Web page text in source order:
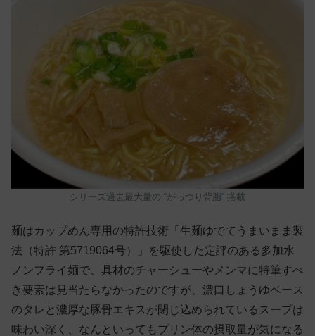
シリーズ過去最大量の “がっつり背脂” 搭載
麺はカップめん専用の特許技術「生麺ゆでてうまいまま製
法（特許 第5719064号）」を駆使した定評のある多加水
ノンフライ麺で、具材のチャーシューやメンマに特筆すべ
き要素は見当たらなかったのですが、濃口しょうゆベース
のタレと濃厚な豚骨エキスが閉じ込められているスープは
味わい深く、なんといってもプリン体の摂取量が気になる